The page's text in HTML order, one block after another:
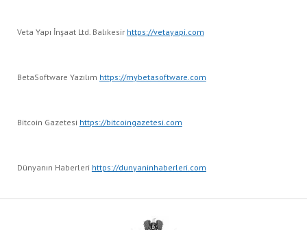
Veta Yapı İnşaat Ltd. Balıkesir https://vetayapi.com
BetaSoftware Yazılım https://mybetasoftware.com
Bitcoin Gazetesi https://bitcoingazetesi.com
Dünyanın Haberleri https://dunyaninhaberleri.com